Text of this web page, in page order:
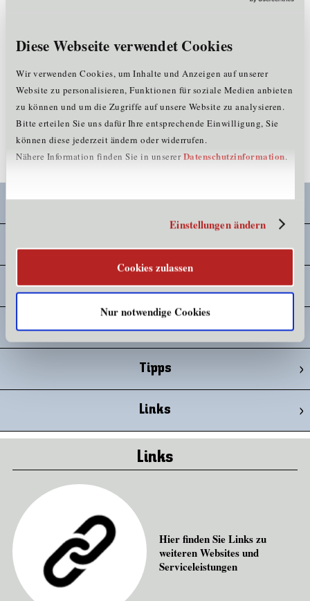
Diese Webseite verwendet Cookies
Wir verwenden Cookies, um Inhalte und Anzeigen auf unserer
Website zu personalisieren, Funktionen für soziale Medien anbieten
zu können und um die Zugriffe auf unsere Website zu analysieren.
Bitte erteilen Sie uns dafür Ihre entsprechende Einwilligung, Sie
können diese jederzeit ändern oder widerrufen.
Nähere Information finden Sie in unsererDatenschutzinformation.
Einstellungen ändern
Cookies zulassen
Nur notwendige Cookies
Haftungsausschluss: Der Inhalt dieser Seiten gibt allein die Meinung
des Medieninhabers wieder. Die Europäische Kommission und die
OeAD GmbH haften nicht für die Nutzung der enthaltenen
Informationen.
Praktikumssuche
Learning Agreement
Praktikumsende
Tipps
Links
Links
Hier finden Sie Links zu
weiteren Websites und
Serviceleistungen